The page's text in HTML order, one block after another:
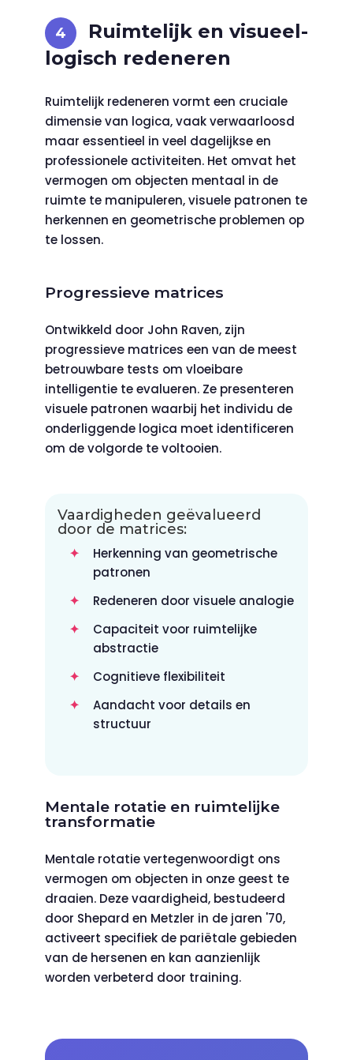
Ruimtelijk en visueel-
logisch redeneren
Ruimtelijk redeneren vormt een cruciale
dimensie van logica, vaak verwaarloosd
maar essentieel in veel dagelijkse en
professionele activiteiten. Het omvat het
vermogen om objecten mentaal in de
ruimte te manipuleren, visuele patronen te
herkennen en geometrische problemen op
te lossen.
Progressieve matrices
Ontwikkeld door John Raven, zijn
progressieve matrices een van de meest
betrouwbare tests om vloeibare
intelligentie te evalueren. Ze presenteren
visuele patronen waarbij het individu de
onderliggende logica moet identificeren
om de volgorde te voltooien.
Vaardigheden geëvalueerd
door de matrices:
Herkenning van geometrische
patronen
Redeneren door visuele analogie
Capaciteit voor ruimtelijke
abstractie
Cognitieve flexibiliteit
Aandacht voor details en
structuur
Mentale rotatie en ruimtelijke
transformatie
Mentale rotatie vertegenwoordigt ons
vermogen om objecten in onze geest te
draaien. Deze vaardigheid, bestudeerd
door Shepard en Metzler in de jaren '70,
activeert specifiek de pariëtale gebieden
van de hersenen en kan aanzienlijk
worden verbeterd door training.